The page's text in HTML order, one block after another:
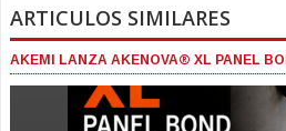
ARTICULOS SIMILARES
AKEMI LANZA AKENOVA® XL PANEL